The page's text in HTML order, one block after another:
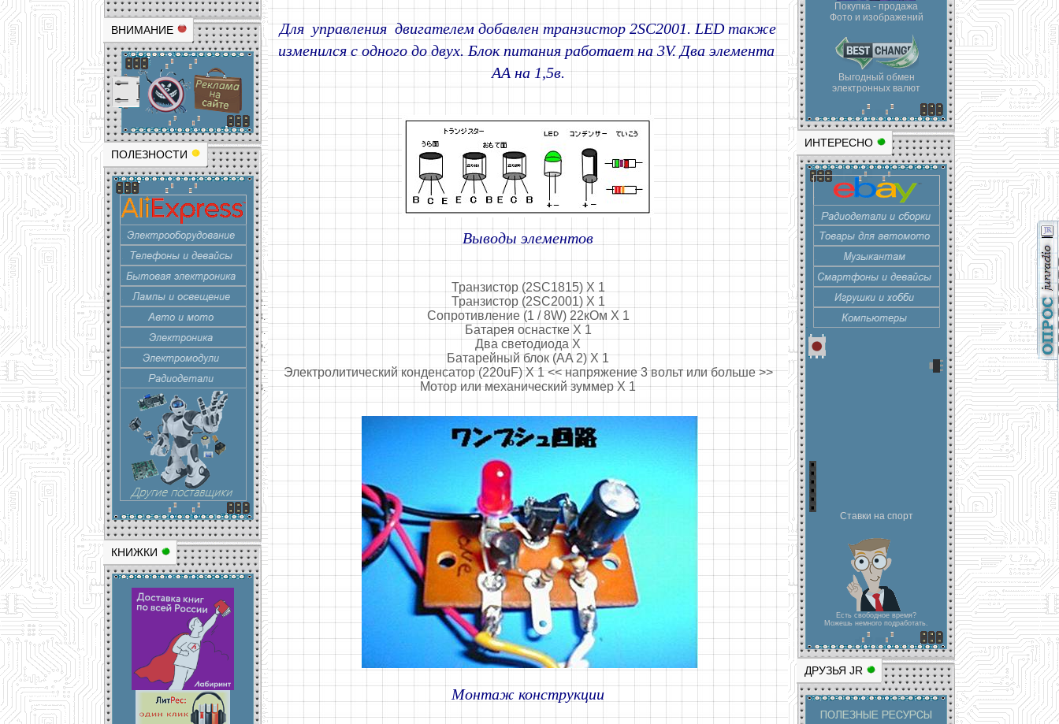
ВНИМАНИЕ
ПОЛЕЗНОСТИ
КНИЖКИ
Покупка - продажа
Фото и изображений
Выгодный обмен
электронных валют
ИНТЕРЕСНО
Ставки на спорт
Есть свободное время?
Можешь немного подработать.
ДРУЗЬЯ JR
Для управления двигателем добавлен транзистор 2SC2001. LED также
изменился с одного до двух. Блок питания работает на 3V. Два элемента
АА на 1,5в.
Выводы элементов
Транзистор (2SC1815) X 1
Транзистор (2SC2001) X 1
Сопротивление (1 / 8W) 22кОм X 1
Батарея оснастке X 1
Два светодиода X
Батарейный блок (AA 2) X 1
Электролитический конденсатор (220uF) X 1 << напряжение 3 вольт или больше >>
Мотор или механический зуммер X 1
Монтаж конструкции